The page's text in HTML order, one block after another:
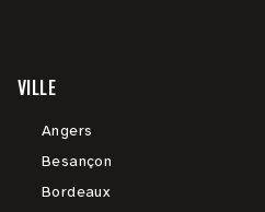
VILLE
Angers
Besançon
Bordeaux